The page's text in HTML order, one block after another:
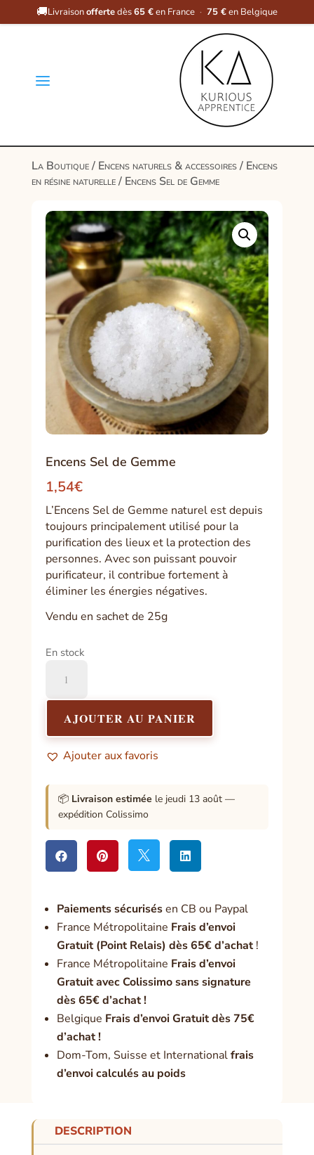
🚚Livraisonoffertedès65 €en France · 75 €en Belgique
a
La Boutique/ Encens naturels & accessoires/ Encens
en résine naturelle/ Encens Sel de Gemme
Encens Sel de Gemme
1,54€
L’Encens Sel de Gemme naturel est depuis
toujours principalement utilisé pour la
purification des lieux et la protection des
personnes. Avec son puissant pouvoir
purificateur, il contribue fortement à
éliminer les énergies négatives.
Vendu en sachet de 25g
En stock
Encens
Gemme
AJOUTER AU PANIER
Ajouter aux favoris
📦 Livraison estimée le jeudi 13 août —
expédition Colissimo
   
Paiements sécurisésen CB ou Paypal
France Métropolitaine Frais d’envoi
Gratuit (Point Relais) dès 65€ d’achat!
France Métropolitaine Frais d’envoi
Gratuit avec Colissimo sans signature
dès 65€ d’achat !
Belgique Frais d’envoi Gratuit dès 75€
d’achat !
Dom-Tom, Suisse et Internationalfrais
d’envoi calculés au poids
DESCRIPTION